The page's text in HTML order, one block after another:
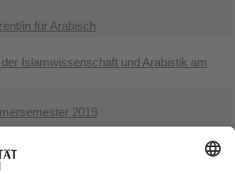
in für Arabisch
Islamwissenschaft und Arabistik am
2019
2018/2019: ​nach